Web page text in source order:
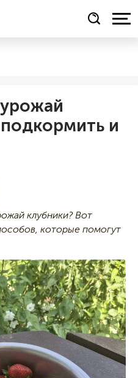
и
клубники? Вот
которые помогут